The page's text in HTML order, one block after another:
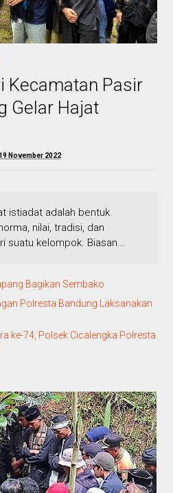
Kecamatan Pasir
Gelar Hajat
November 2022
istiadat adalah bentuk
nilai, tradisi, dan
suatu kelompok. Biasan...
Bagikan Sembako
Polresta Bandung Laksanakan
ke-74, Polsek Cicalengka Polresta